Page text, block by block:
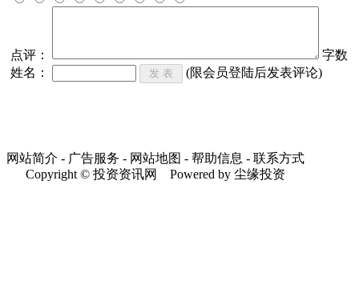
点评：
字数
姓名：
(限会员登陆后发表评论)
网站简介 - 广告服务 - 网站地图 - 帮助信息 - 联系方式
Copyright © 投资资讯网 Powered by 尘缘投资